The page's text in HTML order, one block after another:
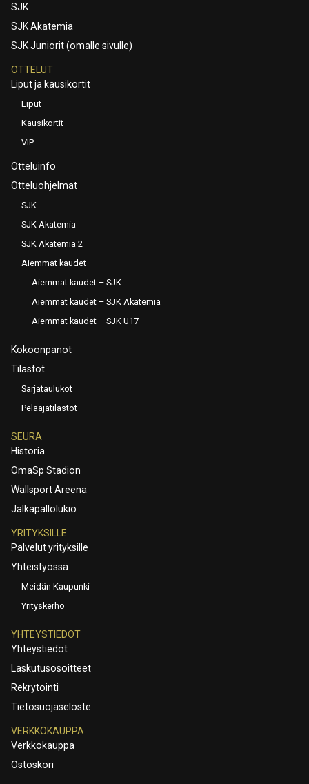
SJK
SJK Akatemia
SJK Juniorit (omalle sivulle)
OTTELUT
Liput ja kausikortit
Liput
Kausikortit
VIP
Otteluinfo
Otteluohjelmat
SJK
SJK Akatemia
SJK Akatemia 2
Aiemmat kaudet
Aiemmat kaudet – SJK
Aiemmat kaudet – SJK Akatemia
Aiemmat kaudet – SJK U17
Kokoonpanot
Tilastot
Sarjataulukot
Pelaajatilastot
SEURA
Historia
OmaSp Stadion
Wallsport Areena
Jalkapallolukio
YRITYKSILLE
Palvelut yrityksille
Yhteistyössä
Meidän Kaupunki
Yrityskerho
YHTEYSTIEDOT
Yhteystiedot
Laskutusosoitteet
Rekrytointi
Tietosuojaseloste
VERKKOKAUPPA
Verkkokauppa
Ostoskori